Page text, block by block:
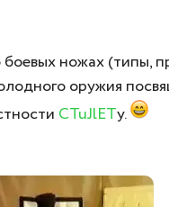
боевых ножах (типы,
оружия
CTuJlETу.